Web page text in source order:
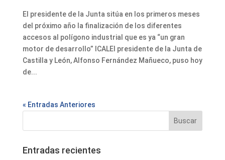
El presidente de la Junta sitúa en los primeros meses
del próximo año la finalización de los diferentes
accesos al polígono industrial que es ya “un gran
motor de desarrollo” ICALEl presidente de la Junta de
Castilla y León, Alfonso Fernández Mañueco, puso hoy
de...
« Entradas Anteriores
Entradas recientes